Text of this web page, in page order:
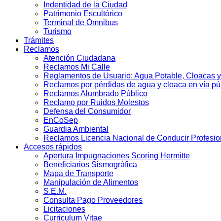
Indentidad de la Ciudad
Patrimonio Escultórico
Terminal de Ómnibus
Turismo
Trámites
Reclamos
Atención Ciudadana
Reclamos Mi Calle
Reglamentos de Usuario: Agua Potable, Cloacas
Reclamos por pérdidas de agua y cloaca en vía
Reclamos Alumbrado Público
Reclamo por Ruidos Molestos
Defensa del Consumidor
EnCoSep
Guardia Ambiental
Reclamos Licencia Nacional de Conducir
Accesos rápidos
Apertura Impugnaciones Scoring Hermitte
Beneficiarios Sismográfica
Mapa de Transporte
Manipulación de Alimentos
S.E.M.
Consulta Pago Proveedores
Licitaciones
Curriculum Vitae